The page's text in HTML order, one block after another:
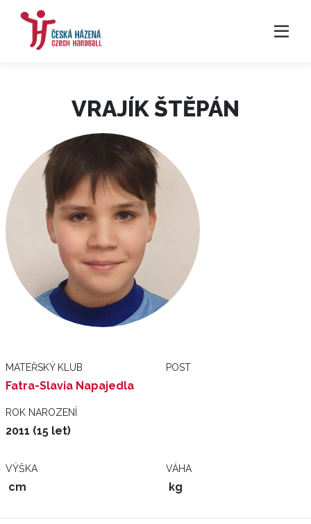
VRAJÍK ŠTĚPÁN
MATEŘSKÝ KLUB
Fatra-Slavia Napajedla
POST
ROK NAROZENÍ
2011 (15 let)
VÝŠKA
cm
VÁHA
kg